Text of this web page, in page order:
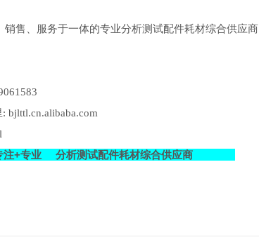
销售、服务于一体的专业分析测试配件耗材综合供应商
: bjlttl.cn.alibaba.com
注+专业 分析测试配件耗材综合供应商